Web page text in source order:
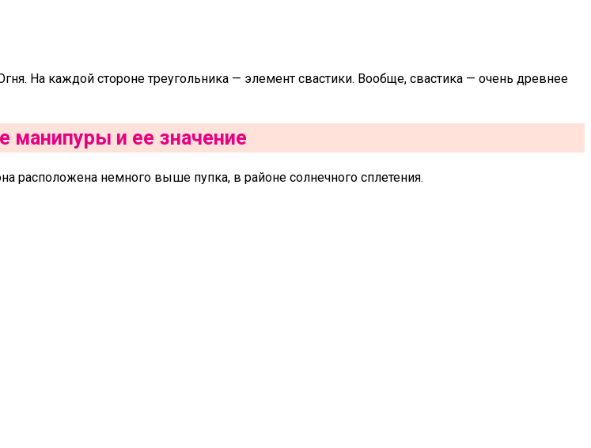
На каждой стороне треугольника — элемент свастики. Вообще, свастика — очень древнее
манипуры и ее значение
расположена немного выше пупка, в районе солнечного сплетения.